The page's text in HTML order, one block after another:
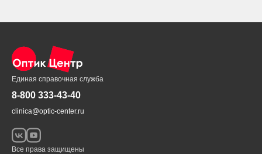
Единая справочная служба
8-800 333-43-40
clinica@optic-center.ru
Все права защищены